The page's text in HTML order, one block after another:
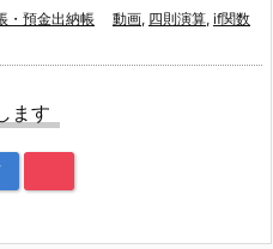
・預金出納帳 動画, 四則演算, if関数
ます